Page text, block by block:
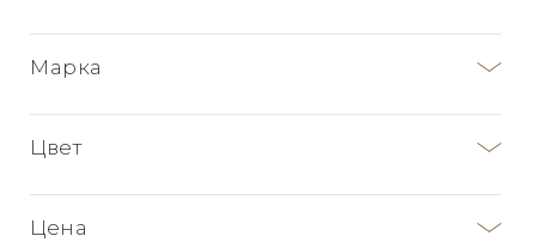
ТМ 5
Марка
Happycall
Цвет
Цена